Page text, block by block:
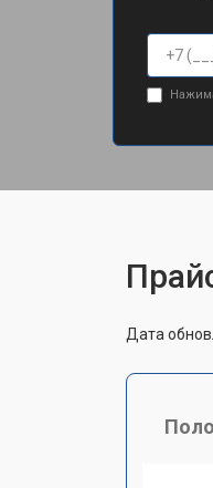
Дата